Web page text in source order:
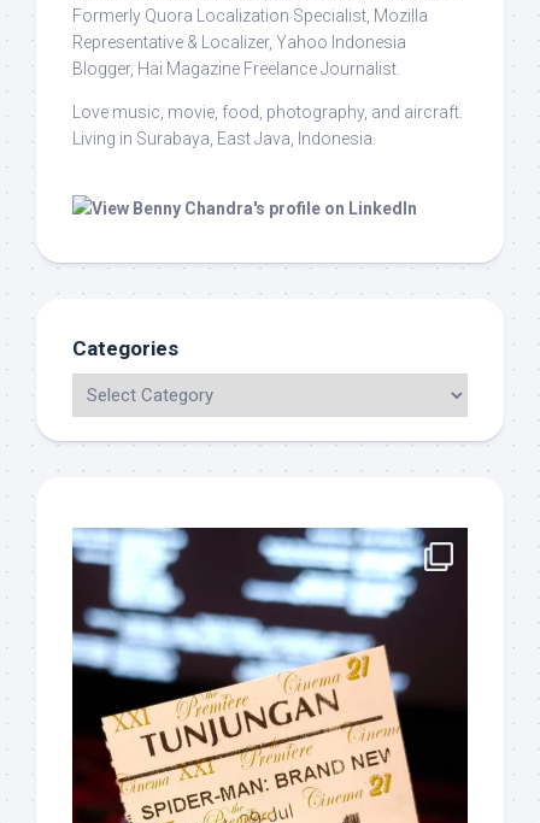
Formerly Quora Localization Specialist, Mozilla
Representative & Localizer, Yahoo Indonesia
Blogger, Hai Magazine Freelance Journalist.
Love music, movie, food, photography, and aircraft.
Living in Surabaya, East Java, Indonesia.
Categories